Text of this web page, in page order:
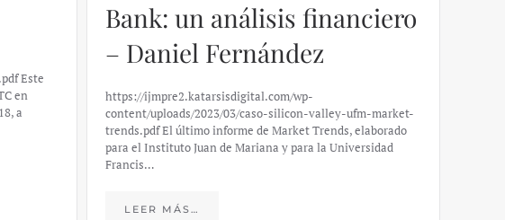
Este
en
a
Bank: un análisis financiero
– Daniel Fernández
https://ijmpre2.katarsisdigital.com/wp-
content/uploads/2023/03/caso-silicon-valley-ufm-market-
trends.pdf El último informe de Market Trends, elaborado
para el Instituto Juan de Mariana y para la Universidad
Francis…
LEER MÁS…